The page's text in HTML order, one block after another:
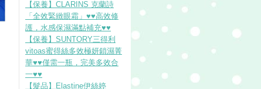
【保養】CLARINS 克蘭詩
「全效緊緻眼霜」♥♥高效修
護，水感保濕滿點補充♥♥
【保養】SUNTORY三得利
vitoas蜜得絲多效極妍鎖濕菁
華♥♥僅需一瓶，完美多效合
一♥♥
【髮品】Elastine伊絲婷